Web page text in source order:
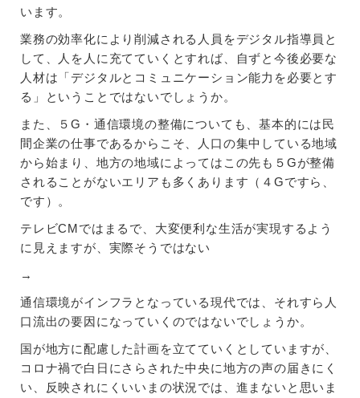
います。
業務の効率化により削減される人員をデジタル指導員と
して、人を人に充てていくとすれば、自ずと今後必要な
人材は「デジタルとコミュニケーション能力を必要とす
る」ということではないでしょうか。
また、５G・通信環境の整備についても、基本的には民
間企業の仕事であるからこそ、人口の集中している地域
から始まり、地方の地域によってはこの先も５Gが整備
されることがないエリアも多くあります（４Gですら、
です）。
テレビCMではまるで、大変便利な生活が実現するよう
に見えますが、実際そうではない
→
通信環境がインフラとなっている現代では、それすら人
口流出の要因になっていくのではないでしょうか。
国が地方に配慮した計画を立てていくとしていますが、
コロナ禍で白日にさらされた中央に地方の声の届きにく
い、反映されにくいいまの状況では、進まないと思いま